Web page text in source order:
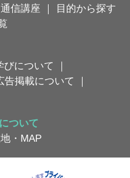
通信講座 ｜
目的から探す
びについて
｜
告掲載について
｜
ついて
・MAP